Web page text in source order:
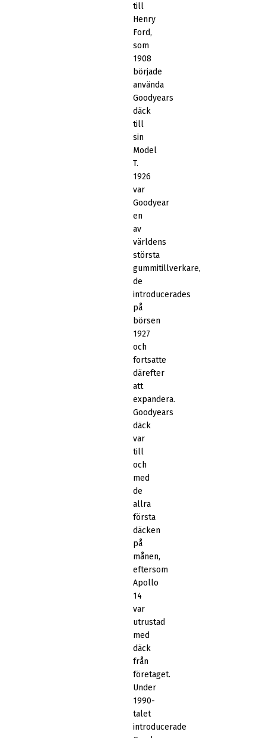
till
Henry
Ford,
som
1908
började
använda
Goodyears
däck
till
sin
Model
T.
1926
var
Goodyear
en
av
världens
största
gummitillverkare,
de
introducerades
på
börsen
1927
och
fortsatte
därefter
att
expandera.
Goodyears
däck
var
till
och
med
de
allra
första
däcken
på
månen,
eftersom
Apollo
14
var
utrustad
med
däck
från
företaget.
Under
1990-
talet
introducerade